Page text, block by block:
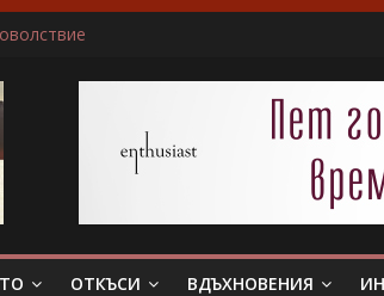
беше истински съпруг…”
Слава богу, отговори той…”
всяка сцена преживявам силно, както ако
ОТКЪСИ ВДЪХНОВЕНИЯ